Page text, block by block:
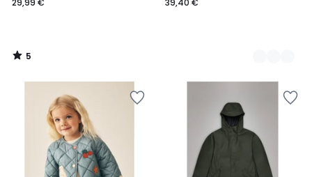
29,99 €
5
/
39,40 €